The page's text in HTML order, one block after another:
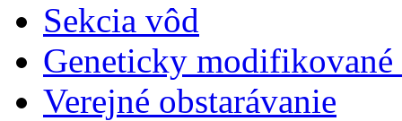
Sekcia vôd
Geneticky
Verejné obstarávanie